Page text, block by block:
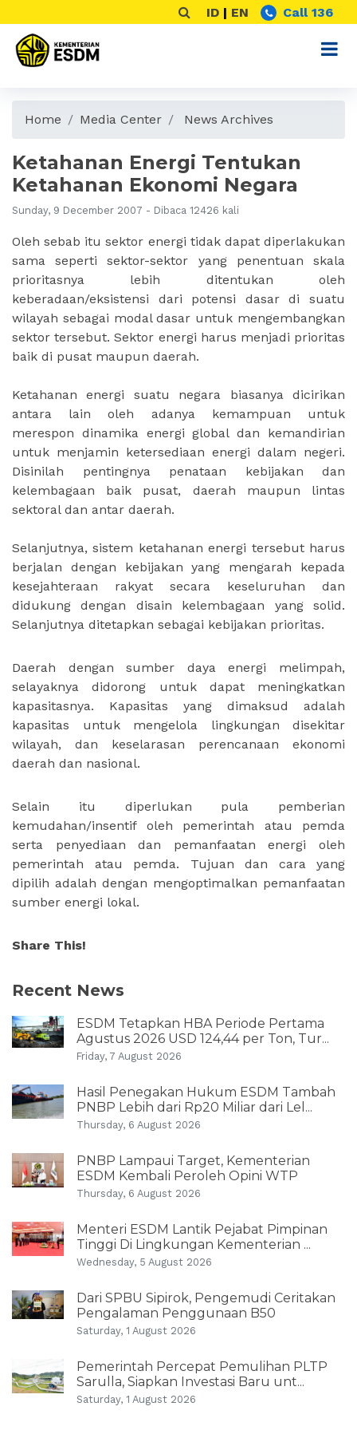
ID | EN Call 136
Home Media Center News Archives
Ketahanan Energi Tentukan
Ketahanan Ekonomi Negara
Sunday, 9 December 2007 - Dibaca 12426 kali
Oleh sebab itu sektor energi tidak dapat diperlakukan
sama seperti sektor-sektor yang penentuan skala
prioritasnya lebih ditentukan oleh
keberadaan/eksistensi dari potensi dasar di suatu
wilayah sebagai modal dasar untuk mengembangkan
sektor tersebut. Sektor energi harus menjadi prioritas
baik di pusat maupun daerah.
Ketahanan energi suatu negara biasanya dicirikan
antara lain oleh adanya kemampuan untuk
merespon dinamika energi global dan kemandirian
untuk menjamin ketersediaan energi dalam negeri.
Disinilah pentingnya penataan kebijakan dan
kelembagaan baik pusat, daerah maupun lintas
sektoral dan antar daerah.
Selanjutnya, sistem ketahanan energi tersebut harus
berjalan dengan kebijakan yang mengarah kepada
kesejahteraan rakyat secara keseluruhan dan
didukung dengan disain kelembagaan yang solid.
Selanjutnya ditetapkan sebagai kebijakan prioritas.
Daerah dengan sumber daya energi melimpah,
selayaknya didorong untuk dapat meningkatkan
kapasitasnya. Kapasitas yang dimaksud adalah
kapasitas untuk mengelola lingkungan disekitar
wilayah, dan keselarasan perencanaan ekonomi
daerah dan nasional.
Selain itu diperlukan pula pemberian
kemudahan/insentif oleh pemerintah atau pemda
serta penyediaan dan pemanfaatan energi oleh
pemerintah atau pemda. Tujuan dan cara yang
dipilih adalah dengan mengoptimalkan pemanfaatan
sumber energi lokal.
Share This!
Recent News
ESDM Tetapkan HBA Periode Pertama
Agustus 2026 USD 124,44 per Ton, Tur...
Friday, 7 August 2026
Hasil Penegakan Hukum ESDM Tambah
PNBP Lebih dari Rp20 Miliar dari Lel...
Thursday, 6 August 2026
PNBP Lampaui Target, Kementerian
ESDM Kembali Peroleh Opini WTP
Thursday, 6 August 2026
Menteri ESDM Lantik Pejabat Pimpinan
Tinggi Di Lingkungan Kementerian ...
Wednesday, 5 August 2026
Dari SPBU Sipirok, Pengemudi Ceritakan
Pengalaman Penggunaan B50
Saturday, 1 August 2026
Pemerintah Percepat Pemulihan PLTP
Sarulla, Siapkan Investasi Baru unt...
Saturday, 1 August 2026